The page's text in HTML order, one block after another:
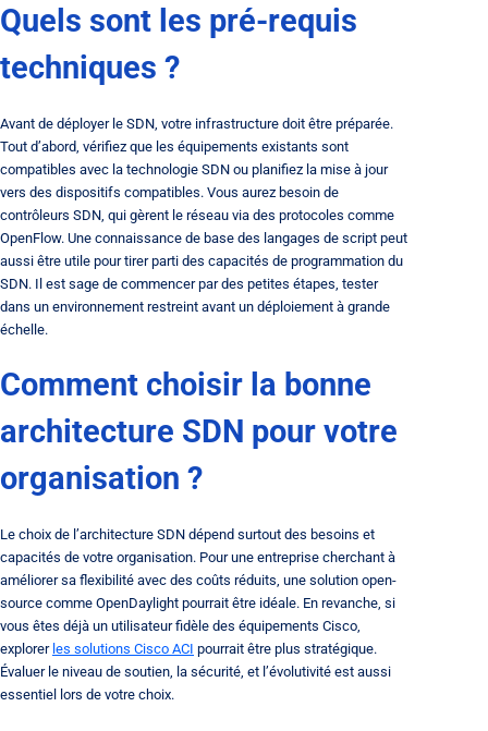
Quels sont les pré-requis
techniques ?
Avant de déployer le SDN, votre infrastructure doit être préparée.
Tout d’abord, vérifiez que les équipements existants sont
compatibles avec la technologie SDN ou planifiez la mise à jour
vers des dispositifs compatibles. Vous aurez besoin de
contrôleurs SDN, qui gèrent le réseau via des protocoles comme
OpenFlow. Une connaissance de base des langages de script peut
aussi être utile pour tirer parti des capacités de programmation du
SDN. Il est sage de commencer par des petites étapes, tester
dans un environnement restreint avant un déploiement à grande
échelle.
Comment choisir la bonne
architecture SDN pour votre
organisation ?
Le choix de l’architecture SDN dépend surtout des besoins et
capacités de votre organisation. Pour une entreprise cherchant à
améliorer sa flexibilité avec des coûts réduits, une solution open-
source comme OpenDaylight pourrait être idéale. En revanche, si
vous êtes déjà un utilisateur fidèle des équipements Cisco,
explorer les solutions Cisco ACI pourrait être plus stratégique.
Évaluer le niveau de soutien, la sécurité, et l’évolutivité est aussi
essentiel lors de votre choix.